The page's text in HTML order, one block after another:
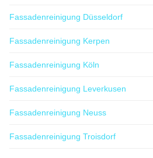
Fassadenreinigung Düsseldorf
Fassadenreinigung Kerpen
Fassadenreinigung Köln
Fassadenreinigung Leverkusen
Fassadenreinigung Neuss
Fassadenreinigung Troisdorf